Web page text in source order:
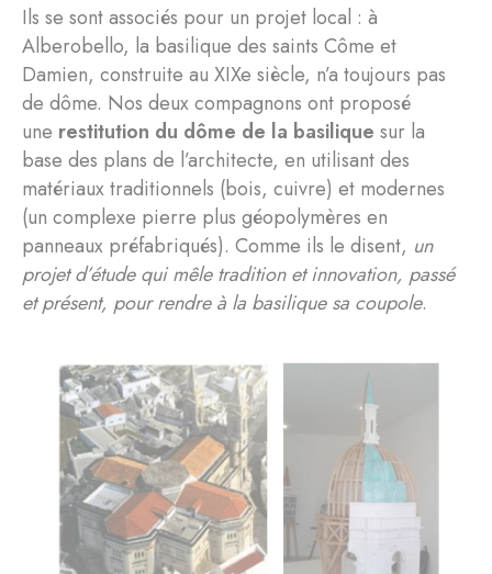
Ils se sont associés pour un projet local : à
Alberobello, la basilique des saints Côme et
Damien, construite au XIXe siècle, n’a toujours pas
de dôme. Nos deux compagnons ont proposé
une restitution du dôme de la basilique sur la
base des plans de l’architecte, en utilisant des
matériaux traditionnels (bois, cuivre) et modernes
(un complexe pierre plus géopolymères en
panneaux préfabriqués). Comme ils le disent, un
projet d’étude qui mêle tradition et innovation, passé
et présent, pour rendre à la basilique sa coupole.